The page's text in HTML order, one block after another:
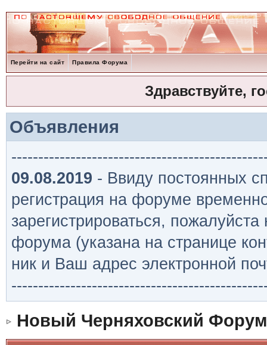
Перейти на сайт Правила Форума
Здравствуйте,
Объявления
09.08.2019 - Ввиду постоянных
регистрация на форуме
зарегистрироваться,
форума (указана на странице
ник и Ваш адрес электронной
Новый Черняховский Форум